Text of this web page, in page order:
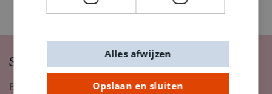
Schrijf je in op onze nieuwsbrief
Blijf op de hoogte van nieuwigheden, inspiratie,
Opslaan en sluiten
Alles afwijzen